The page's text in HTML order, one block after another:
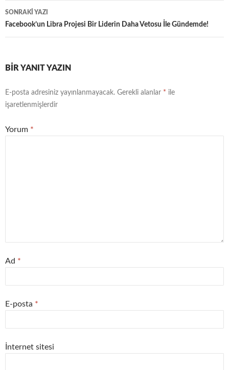
SONRAKI YAZI
Facebook’un Libra Projesi Bir Liderin Daha Vetosu İle Gündemde!
BIR YANIT YAZIN
E-posta adresiniz yayınlanmayacak. Gerekli alanlar * ile
işaretlenmişlerdir
Yorum *
Ad *
E-posta *
İnternet sitesi